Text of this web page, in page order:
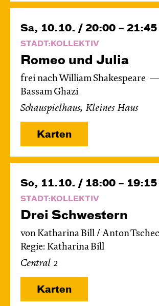
Sa, 10.10. / 20:00 – 21:45
STADT:KOLLEKTIV
Romeo und Julia
frei nach William Shakespeare
Bassam Ghazi
Schauspielhaus, Kleines Haus
Karten
So, 11.10. / 18:00 – 19:15
STADT:KOLLEKTIV
Drei Schwestern
von Katharina Bill / Anton
Regie: Katharina Bill
Central 2
Karten